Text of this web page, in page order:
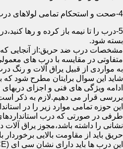
4-صحت و استحکام تمامی لولاهای درب بررسی شود.
5-درب را تا نیمه باز کرده و رها
بسته شود.
مشخصات درب ضد حریق:از آنجایی که
متفاوتی در مقایسه با درب های
به مواردی از قبیل یراق آلات و
شاید این سوال برایتان مطرح شود که
ادامه ویژگی های فنی و اجزای دربهای
بررسی قرار می دهیم.لازم به ذکر است
این حوزه تمامی موارد زیر را در
طرفی در صورتی که درب
نشانی را داشته باشد،مجوز یراق
حریق باید از مقاومت بالایی